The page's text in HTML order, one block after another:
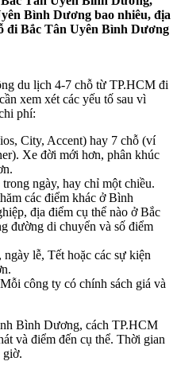
Bình Dương bao nhiêu, địa
đi Bắc Tân Uyên Bình Dương
du lịch 4-7 chỗ từ TP.HCM đi
xem xét các yếu tố sau vì
phí:
City, Accent) hay 7 chỗ (ví
Xe đời mới hơn, phân khúc
ngày, hay chỉ một chiều.
các điểm khác ở Bình
địa điểm cụ thể nào ở Bắc
đường di chuyển và số điểm
ngày lễ, Tết hoặc các sự kiện
Mỗi công ty có chính sách giá và
Bình Dương, cách TP.HCM
và điểm đến cụ thể. Thời gian
giờ.